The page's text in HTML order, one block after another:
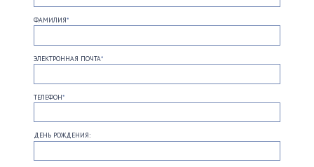
ФАМИЛИЯ*
ЭЛЕКТРОННАЯ ПОЧТА*
ТЕЛЕФОН*
ДЕНЬ РОЖДЕНИЯ: